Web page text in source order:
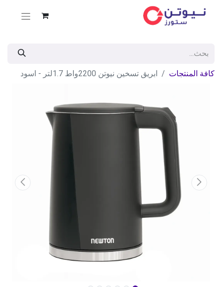
كافة المنتجات ابريق تسخين نيوتن 2200واط 1.7لتر - اسود